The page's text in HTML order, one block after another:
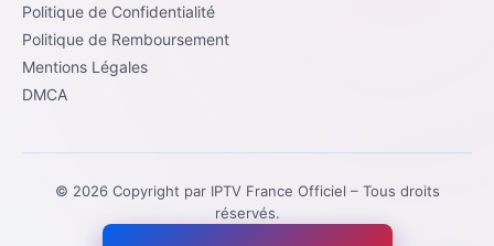
Politique de Confidentialité
Politique de Remboursement
Mentions Légales
DMCA
© 2026 Copyright par IPTV France Officiel – Tous droits
réservés.